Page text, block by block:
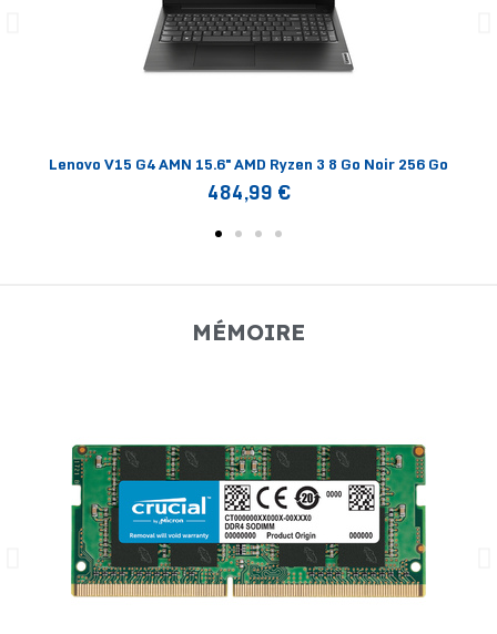
Lenovo V15 G4 AMN 15.6" AMD Ryzen 3 8 Go Noir 256 Go
484,99 €
MÉMOIRE